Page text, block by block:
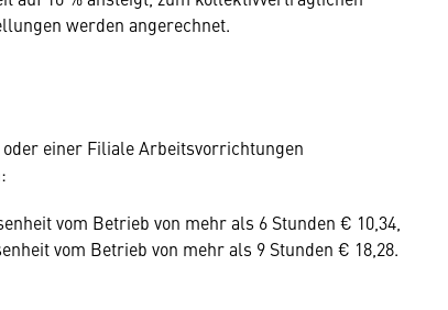
werden angerechnet.
einer Filiale Arbeitsvorrichtungen
vom Betrieb von mehr als 6 Stunden € 10,34,
vom Betrieb von mehr als 9 Stunden € 18,28.